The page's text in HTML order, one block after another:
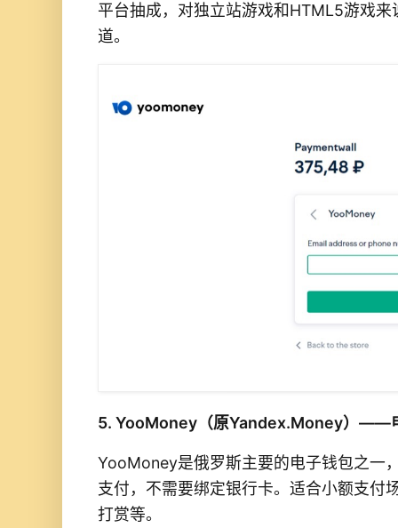
平台抽成，对独立站游戏和HTML5游戏
道。
5. YooMoney（原Yandex.Money）——
YooMoney是俄罗斯主要的电子钱包之一
支付，不需要绑定银行卡。适合小额支付
打赏等。